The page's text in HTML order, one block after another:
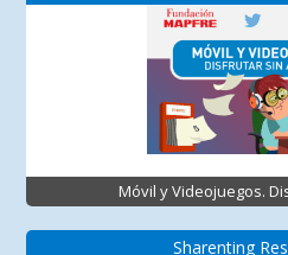
Móvil y Videojuegos.
Sharenting